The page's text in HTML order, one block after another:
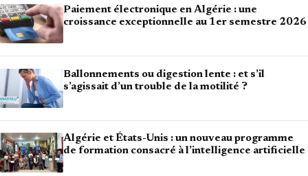
Paiement électronique en Algérie : une
croissance exceptionnelle au 1er semestre 2026
Ballonnements ou digestion lente : et s’il
s’agissait d’un trouble de la motilité ?
Algérie et États-Unis : un nouveau programme
de formation consacré à l’intelligence artificielle